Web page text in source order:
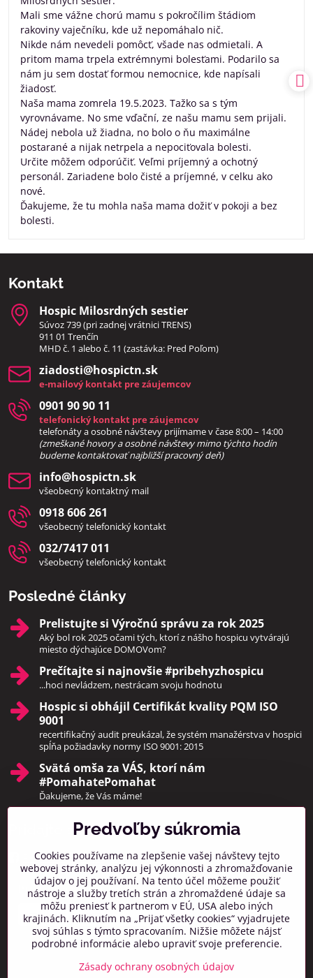
Mali sme vážne chorú mamu s pokročílim štádiom
rakoviny vaječníku, kde už nepomáhalo nič.
Nikde nám nevedeli pomôcť, všade nas odmietali. A
pritom mama trpela extrémnymi bolesťami. Podarilo sa
nám ju sem dostať formou nemocnice, kde napísali
žiadosť.
Naša mama zomrela 19.5.2023. Tažko sa s tým
vyrovnávame. No sme vďační, ze našu mamu sem prijali.
Nádej nebola už žiadna, no bolo o ňu maximálne
postarané a nijak netrpela a nepociťovala bolesti.
Určite môžem odporúčiť. Veľmi príjemný a ochotný
personál. Zariadene bolo čisté a príjemné, v celku ako
nové.
Ďakujeme, že tu mohla naša mama dožiť v pokoji a bez
bolesti.
Kontakt
Hospic Milosrdných sestier
Súvoz 739 (pri zadnej vrátnici TRENS)
911 01 Trenčín
MHD č. 1 alebo č. 11 (zastávka: Pred Poľom)
ziadosti​@hospictn​.sk
e-mailový kontakt pre záujemcov
0901 90 90 11
telefonický kontakt pre záujemcov
telefonáty a osobné návštevy prijímame v čase 8:00 – 14:00
(zmeškané hovory a osobné návštevy mimo týchto hodín
budeme kontaktovať najbližší pracovný deň)
info​@hospictn​.sk
všeobecný kontaktný mail
0918 606 261
všeobecný telefonický kontakt
032/7417 011
všeobecný telefonický kontakt
Posledné články
Prelistujte si Výročnú správu za rok 2025
Aký bol rok 2025 očami tých, ktorí z nášho hospicu vytvárajú
miesto dýchajúce DOMOVom?
Prečítajte si najnovšie #pribehyzhospicu
...hoci nevládzem, nestrácam svoju hodnotu
Hospic si obhájil Certifikát kvality PQM ISO
9001
recertifikačný audit preukázal, že systém manažérstva v hospici
spĺňa požiadavky normy ISO 9001: 2015
Svätá omša za VÁS, ktorí nám
#PomahatePomahat
Ďakujeme, že Vás máme!
Pridajte sa k nám
Facebook Instagram
Prihlásiť na odber noviniek
Predvoľby súkromia
Cookies používame na zlepšenie vašej návštevy tejto
webovej stránky, analýzu jej výkonnosti a zhromažďovanie
údajov o jej používaní. Na tento účel môžeme použiť
nástroje a služby tretích strán a zhromaždené údaje sa
môžu preniesť k partnerom v EÚ, USA alebo iných
krajinách. Kliknutím na „Prijať všetky cookies“ vyjadrujete
svoj súhlas s týmto spracovaním. Nižšie môžete nájsť
podrobné informácie alebo upraviť svoje preferencie.
Zásady ochrany osobných údajov